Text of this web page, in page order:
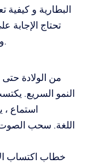
البطارية و كيفية
تحتاج الإجابة
واليمين السمع ترتيب الموعد القادم الخاص بك.
من الولادة
النمو السريع.
استماع
اللغة. سحب الصوت
خطاب اكتساب